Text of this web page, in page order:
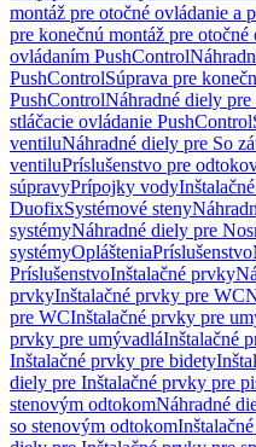
montáž pre otočné ovládanie a
pre konečnú montáž pre
ovládaním PushControl
PushControlSúprava pre
PushControlNáhradné diely
stláčacie ovládanie PushControl
ventiluNáhradné diely pre So
ventiluPríslušenstvo pre
súpravyPrípojky vody
DuofixSystémové steny
systémyNáhradné diely pre
systémyOplášteniaPríslušenstvo
PríslušenstvoInštalačné prvky
prvkyInštalačné prvky pre WC
pre WCInštalačné prvky pre
prvky pre umývadláInštalačné
Inštalačné prvky pre bidety
diely pre Inštalačné prvky pre
stenovým odtokomNáhradné
so stenovým odtokom